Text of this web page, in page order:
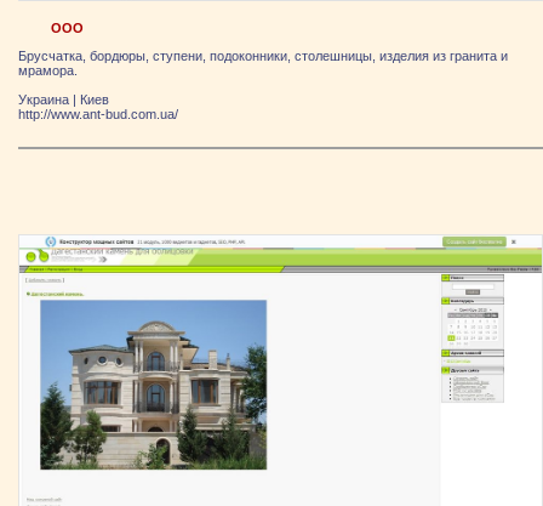
ООО
Брусчатка, бордюры, ступени, подоконники, столешницы, изделия из гранита и
мрамора.
Украина | Киев
http://www.ant-bud.com.ua/